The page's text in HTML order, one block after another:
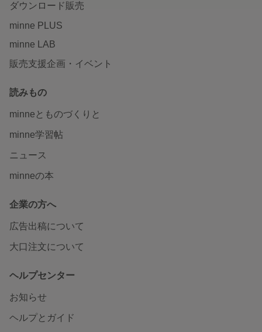
ダウンロード販売
minne PLUS
minne LAB
販売支援企画・イベント
読みもの
minneとものづくりと
minne学習帖
ニュース
minneの本
企業の方へ
広告出稿について
大口注文について
ヘルプセンター
お知らせ
ヘルプとガイド